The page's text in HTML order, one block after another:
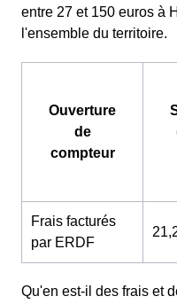
entre 27 et 150 euros à
l'ensemble du territoire.
Ouverture
de
compteur
Frais facturés
par ERDF
Qu'en est-il des frais et